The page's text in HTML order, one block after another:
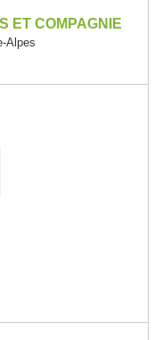
ET COMPAGNIE
Alpes